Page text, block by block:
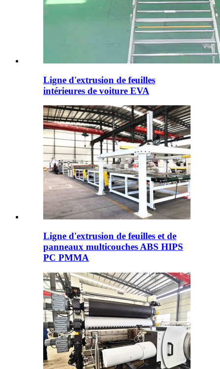
Ligne d'extrusion de feuilles
intérieures de voiture EVA
Ligne d'extrusion de feuilles et de
panneaux multicouches ABS HIPS
PC PMMA